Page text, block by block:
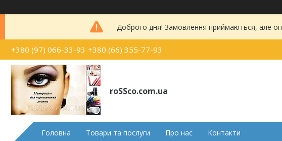
Доброго дня! Замовлення приймаються, але
+380 (97) 066-33-93 +380 (66) 355-77-93
roSSco.com.ua
Головна Товари та послуги Про нас Контакти